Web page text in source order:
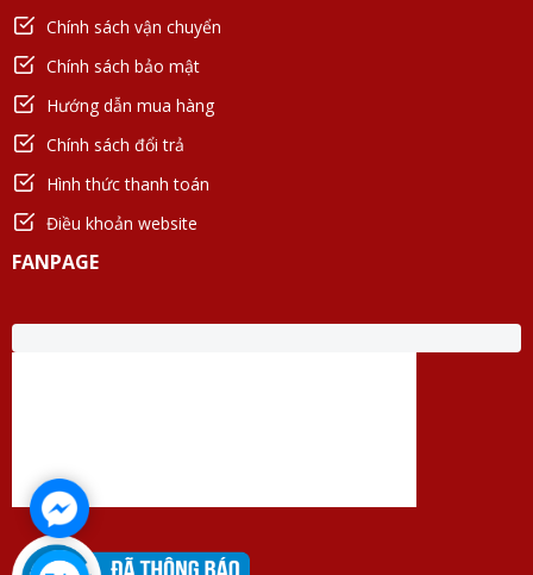
Chính sách vận chuyển
Chính sách bảo mật
Hướng dẫn mua hàng
Chính sách đổi trả
Hình thức thanh toán
Điều khoản website
FANPAGE